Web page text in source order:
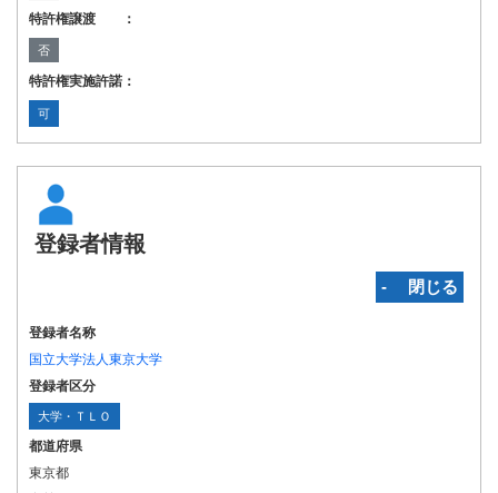
特許権譲渡 ：
否
特許権実施許諾：
可
登録者情報
‐ 閉じる
登録者名称
国立大学法人東京大学
登録者区分
大学・ＴＬＯ
都道府県
東京都